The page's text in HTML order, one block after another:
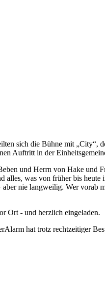
sich die Bühne mit „City“,
Auftritt in der
und Herrn von Hake und
alles, was von früher bis heute
nie langweilig. Wer vorab
Ort - und herzlich eingeladen.
hat trotz rechtzeitiger